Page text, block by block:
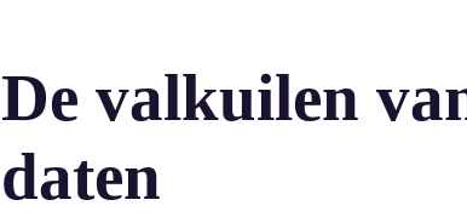
De valkuilen
daten